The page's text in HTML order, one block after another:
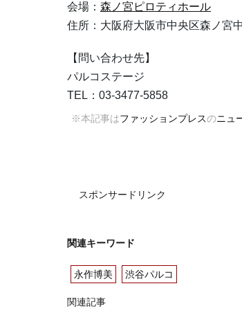
会場： 森ノ宮ピロティホール
住所：大阪府大阪市中央区森ノ宮
【問い合わせ先】
パルコステージ
TEL：03-3477-5858
※本記事はファッションプレスのニュ
スポンサードリンク
関連キーワード
永作博美 渋谷パルコ
関連記事